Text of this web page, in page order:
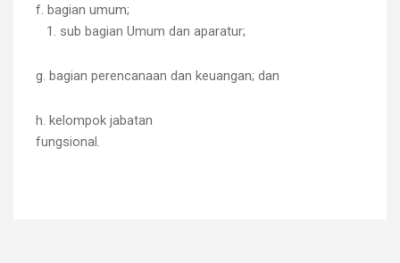
f. bagian umum;
1. sub bagian Umum dan aparatur;
g. bagian perencanaan dan keuangan; dan
h. kelompok jabatan
fungsional.